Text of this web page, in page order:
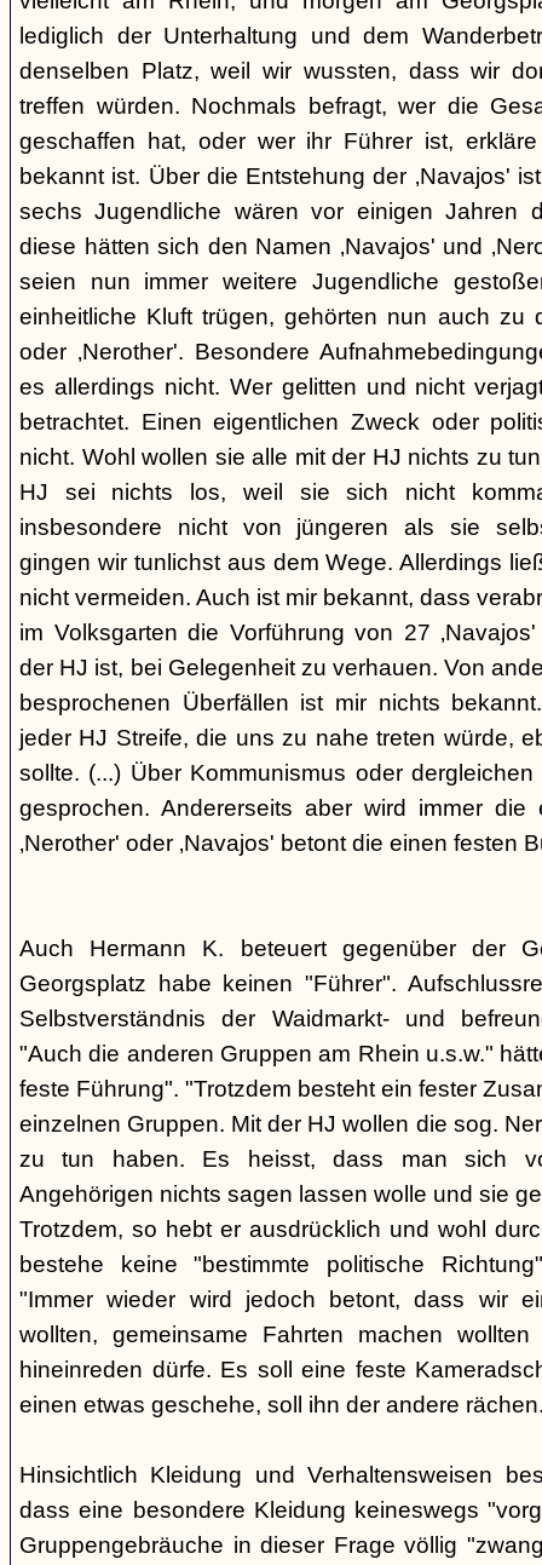
lediglich der Unterhaltung und dem
denselben Platz, weil wir wussten, dass wir
treffen würden. Nochmals befragt, wer die
geschaffen hat, oder wer ihr Führer ist,
bekannt ist. Über die Entstehung der ‚Navajos'
sechs Jugendliche wären vor einigen Jahren
diese hätten sich den Namen ‚Navajos' und
seien nun immer weitere Jugendliche
einheitliche Kluft trügen, gehörten nun auch zu
oder ‚Nerother'. Besondere
es allerdings nicht. Wer gelitten und nicht
betrachtet. Einen eigentlichen Zweck oder
nicht. Wohl wollen sie alle mit der HJ nichts zu
HJ sei nichts los, weil sie sich nicht
insbesondere nicht von jüngeren als sie
gingen wir tunlichst aus dem Wege. Allerdings
nicht vermeiden. Auch ist mir bekannt, dass
im Volksgarten die Vorführung von 27
der HJ ist, bei Gelegenheit zu verhauen. Von
besprochenen Überfällen ist mir nichts
jeder HJ Streife, die uns zu nahe treten würde,
sollte. (...) Über Kommunismus oder
gesprochen. Andererseits aber wird immer die
‚Nerother' oder ‚Navajos' betont die einen festen
Auch Hermann K. beteuert gegenüber der
Georgsplatz habe keinen "Führer".
Selbstverständnis der Waidmarkt- und
"Auch die anderen Gruppen am Rhein u.s.w."
feste Führung". "Trotzdem besteht ein fester
einzelnen Gruppen. Mit der HJ wollen die sog.
zu tun haben. Es heisst, dass man sich
Angehörigen nichts sagen lassen wolle und sie
Trotzdem, so hebt er ausdrücklich und wohl
bestehe keine "bestimmte politische
"Immer wieder wird jedoch betont, dass wir
wollten, gemeinsame Fahrten machen
hineinreden dürfe. Es soll eine feste
einen etwas geschehe, soll ihn der andere
Hinsichtlich Kleidung und Verhaltensweisen
dass eine besondere Kleidung keineswegs
Gruppengebräuche in dieser Frage völlig